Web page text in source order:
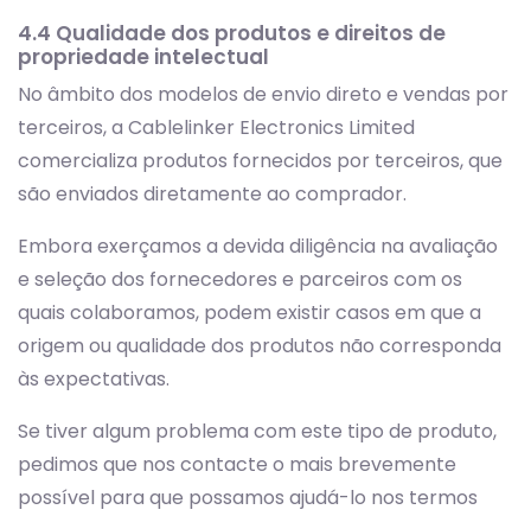
4.4 Qualidade dos produtos e direitos de
propriedade intelectual
No âmbito dos modelos de envio direto e vendas por
terceiros, a Cablelinker Electronics Limited
comercializa produtos fornecidos por terceiros, que
são enviados diretamente ao comprador.
Embora exerçamos a devida diligência na avaliação
e seleção dos fornecedores e parceiros com os
quais colaboramos, podem existir casos em que a
origem ou qualidade dos produtos não corresponda
às expectativas.
Se tiver algum problema com este tipo de produto,
pedimos que nos contacte o mais brevemente
possível para que possamos ajudá-lo nos termos